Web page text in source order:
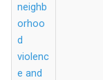
neighb
orhoo
d
violenc
e and